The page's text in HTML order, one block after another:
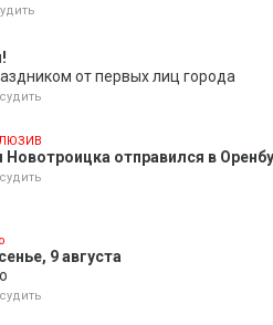
от первых лиц города
отправился в
9 августа